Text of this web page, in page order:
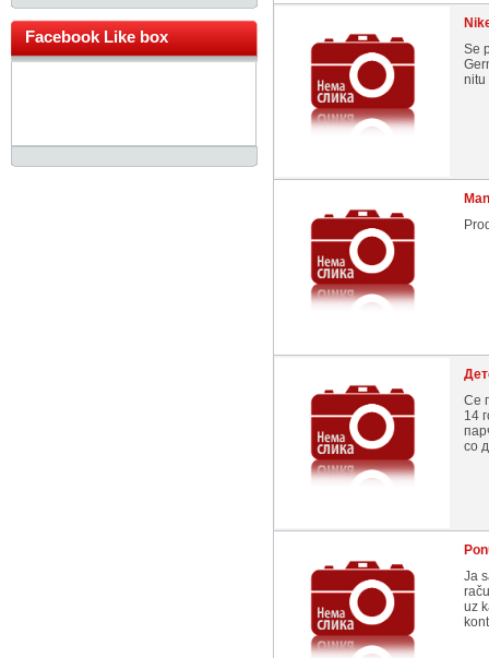
Facebook Like box
Se
nitu
Се
14
со
Ja
uz